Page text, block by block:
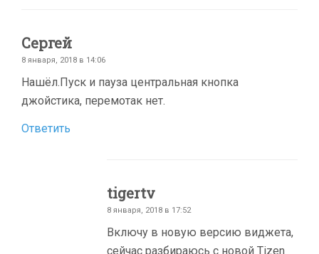
Сергей
8 января, 2018 в 14:06
Нашёл.Пуск и пауза центральная кнопка
джойстика, перемотак нет.
Ответить
tigertv
8 января, 2018 в 17:52
Включу в новую версию виджета,
сейчас разбираюсь с новой Tizen